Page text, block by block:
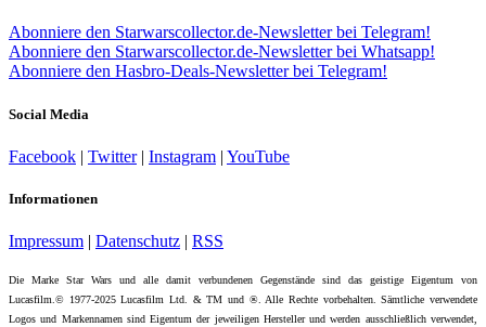
Abonniere den Starwarscollector.de-Newsletter bei Telegram!
Abonniere den Starwarscollector.de-Newsletter bei Whatsapp!
Abonniere den Hasbro-Deals-Newsletter bei Telegram!
Social Media
Facebook | Twitter| Instagram | YouTube
Informationen
Impressum | Datenschutz | RSS
Die Marke Star Wars und alle damit verbundenen Gegenstände sind das geistige Eigentum von
Lucasfilm.© 1977-2025 Lucasfilm Ltd. & TM und ®. Alle Rechte vorbehalten. Sämtliche verwendete
Logos und Markennamen sind Eigentum der jeweiligen Hersteller und werden ausschließlich verwendet,